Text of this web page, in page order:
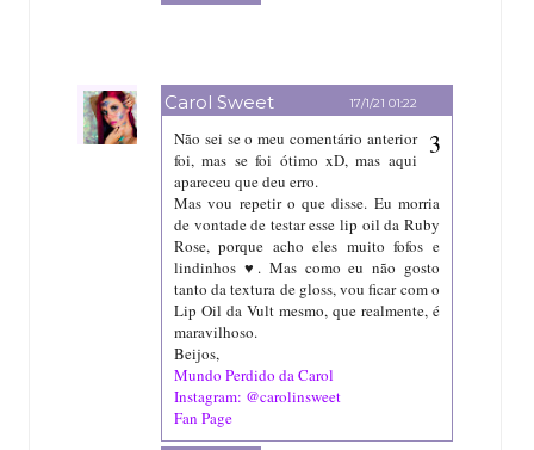
Carol Sweet 17/1/21 01:22
Não sei se o meu comentário anterior
foi, mas se foi ótimo xD, mas aqui
apareceu que deu erro.
Mas vou repetir o que disse. Eu morria
de vontade de testar esse lip oil da Ruby
Rose, porque acho eles muito fofos e
lindinhos ♥. Mas como eu não gosto
tanto da textura de gloss, vou ficar com o
Lip Oil da Vult mesmo, que realmente, é
maravilhoso.
Beijos,
Mundo Perdido da Carol
Instagram: @carolinsweet
Fan Page